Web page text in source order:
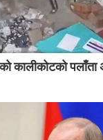
कालीकोटको पलाँता